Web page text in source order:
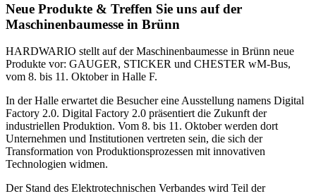
Neue Produkte & Treffen Sie uns auf der
Maschinenbaumesse in Brünn
HARDWARIO stellt auf der Maschinenbaumesse in Brünn neue
Produkte vor: GAUGER, STICKER und CHESTER wM-Bus,
vom 8. bis 11. Oktober in Halle F.
In der Halle erwartet die Besucher eine Ausstellung namens Digital
Factory 2.0. Digital Factory 2.0 präsentiert die Zukunft der
industriellen Produktion. Vom 8. bis 11. Oktober werden dort
Unternehmen und Institutionen vertreten sein, die sich der
Transformation von Produktionsprozessen mit innovativen
Technologien widmen.
Der Stand des Elektrotechnischen Verbandes wird Teil der